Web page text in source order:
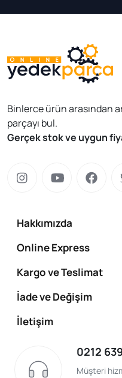
Binlerce ürün arasından
parçayı bul.
Gerçek stok ve uygun
Hakkımızda
Online Express
Kargo ve Teslimat
İade ve Değişim
İletişim
0212
Müşteri